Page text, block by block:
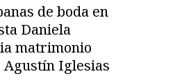
de boda en
Daniela
matrimonio
Agustín Iglesias